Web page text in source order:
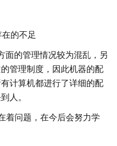
的不足
面的管理情况较为混乱，另
管理制度，因此机器的配
计算机都进行了详细的配
人。
着问题，在今后会努力学